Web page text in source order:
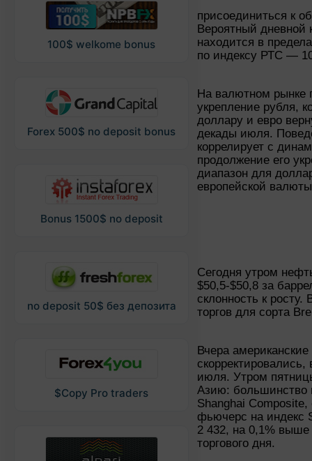
100$ welkome bonus
Forex 500$ no deposit bonus
Bonus 1500$ no deposit
no deposit 50$ без депозита
$Copy Pro traders
присоединиться к
Вероятный
находится в
по индексу РТС —
На валютном рынке
укрепление рубля,
доллару и евро
декады июля.
коррелирует с
продолжение его
диапазон для
европейской
Сегодня утром
$50,5-$50,8 за
склонность к
торгов для сорта
Вчера
июля. Утром
Азию: большинство
Shanghai
фьючерс на индекс
2 432, на 0,1% выше
торгового дня.